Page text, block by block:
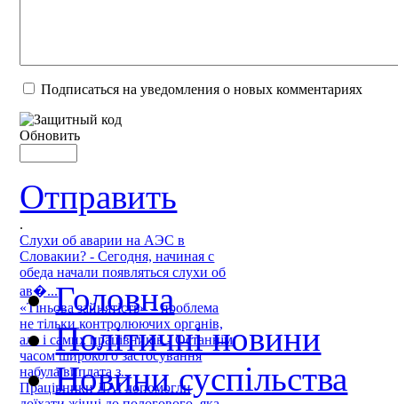
Подписаться на уведомления о новых комментариях
Обновить
Отправить
.
Слухи об аварии на АЭС в
Словакии? - Сегодня, начиная с
обеда начали появляться слухи об
ав�...
«Тіньова зайнятість» – проблема
не тільки контролюючих органів,
але і самих працівників - Останнім
часом широкого застосування
набула виплата з...
Працівники ДАІ допомогли
Головна
Політичні новини
Новини суспільства